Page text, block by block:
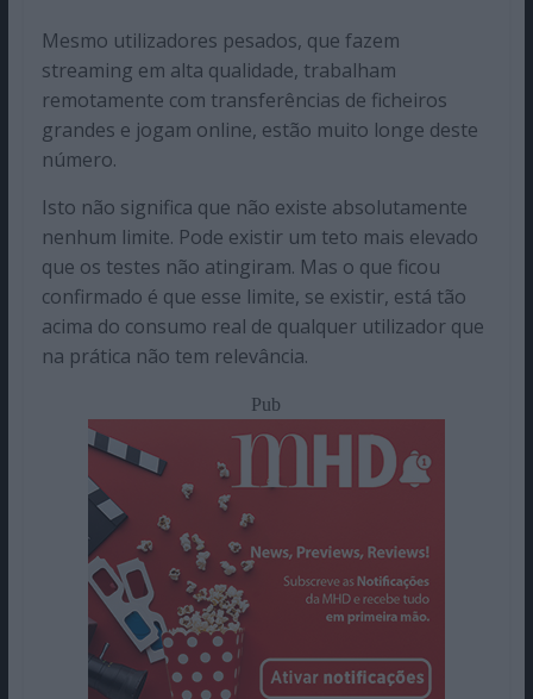
Mesmo utilizadores pesados, que fazem
streaming em alta qualidade, trabalham
remotamente com transferências de ficheiros
grandes e jogam online, estão muito longe deste
número.
Isto não significa que não existe absolutamente
nenhum limite. Pode existir um teto mais elevado
que os testes não atingiram. Mas o que ficou
confirmado é que esse limite, se existir, está tão
acima do consumo real de qualquer utilizador que
na prática não tem relevância.
Pub